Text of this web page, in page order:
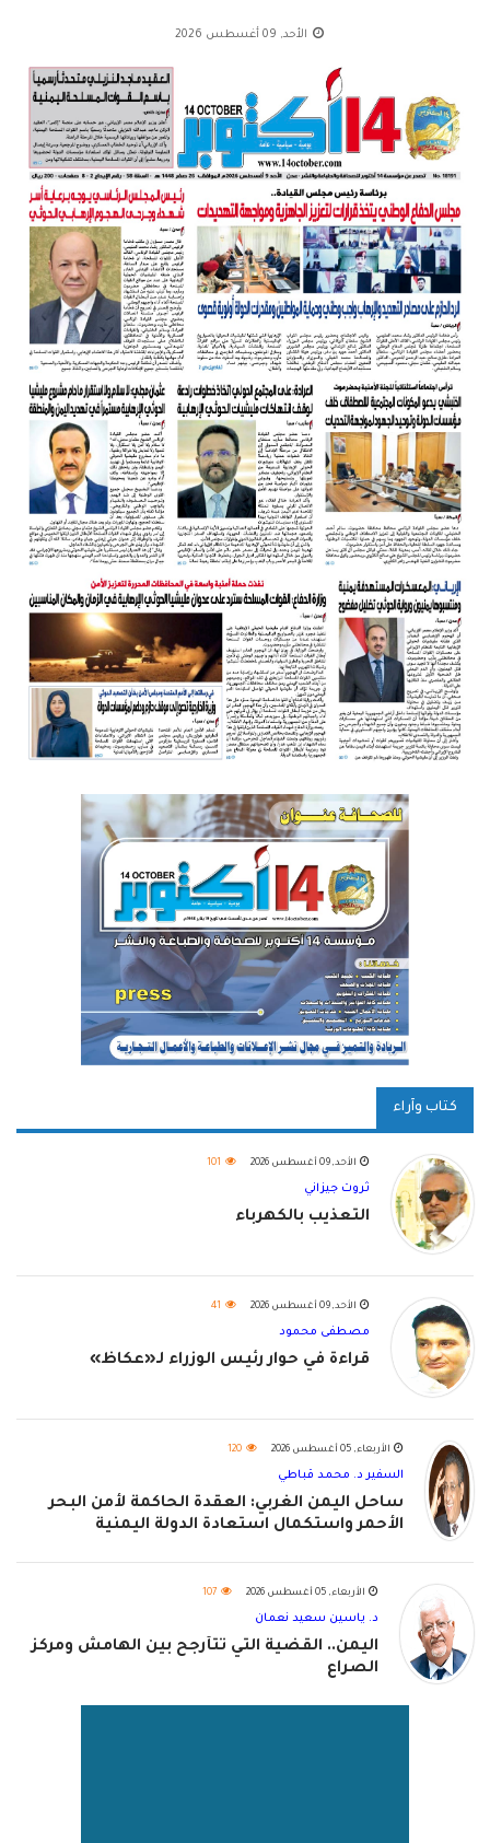
الأحد, 09 أغسطس 2026
كتاب وآراء
الأحد, 09 أغسطس 2026 101
ثروت جيزاني
التعذيب بالكهرباء
الأحد, 09 أغسطس 2026 41
مصطفى محمود
قراءة في حوار رئيس الوزراء لـ«عكاظ»
الأربعاء, 05 أغسطس 2026 120
السفير د. محمد قباطي
ساحل اليمن الغربي: العقدة الحاكمة لأمن البحر
الأحمر واستكمال استعادة الدولة اليمنية
الأربعاء, 05 أغسطس 2026 107
د. ياسين سعيد نعمان
اليمن.. القضية التي تتأرجح بين الهامش ومركز
الصراع